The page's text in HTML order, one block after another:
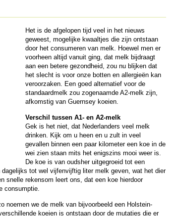
Het is de afgelopen tijd veel in het nieuws
geweest, mogelijke kwaaltjes die zijn ontstaan
door het consumeren van melk. Hoewel men er
voorheen altijd vanuit ging, dat melk bijdraagt
aan een betere gezondheid, zou nu blijken dat
het slecht is voor onze botten en allergieën kan
veroorzaken. Een goed alternatief voor de
standaardmelk zou zogenaamde A2-melk zijn,
afkomstig van Guernsey koeien.
Verschil tussen A1- en A2-melk
Gek is het niet, dat Nederlanders veel melk
drinken. Kijk om u heen en u zult in veel
gevallen binnen een paar kilometer een koe in de
wei zien staan mits het enigszins mooi weer is.
De koe is van oudsher uitgegroeid tot een
tot wel vijfenvijftig liter melk geven, wat het dier
snelle rekensom leert ons, dat een koe hierdoor
consumptie.
noemen we de melk van bijvoorbeeld een Holstein-
koeien is ontstaan door de mutaties die er